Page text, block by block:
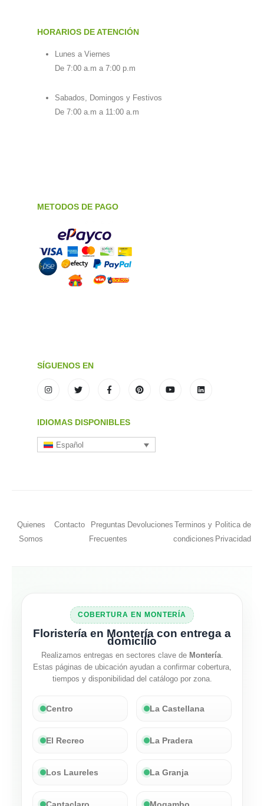
HORARIOS DE ATENCIÓN
Lunes a Viernes
De 7:00 a.m a 7:00 p.m
Sabados, Domingos y Festivos
De 7:00 a.m a 11:00 a.m
METODOS DE PAGO
SÍGUENOS EN
IDIOMAS DISPONIBLES
Español
Quienes
Somos
Contacto
Preguntas
Frecuentes
Devoluciones Terminos y
condiciones
Politica de
Privacidad
COBERTURA EN MONTERÍA
Floristería en Montería con entrega a
domicilio
Realizamos entregas en sectores clave de Montería.
Estas páginas de ubicación ayudan a confirmar cobertura,
tiempos y disponibilidad del catálogo por zona.
Centro La Castellana
El Recreo La Pradera
Los Laureles La Granja